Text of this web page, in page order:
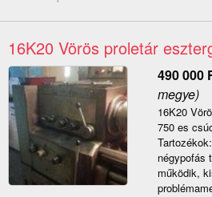
16K20 Vörös proletár
490 000
megye)
16K20
750 es
négypofás
működik,